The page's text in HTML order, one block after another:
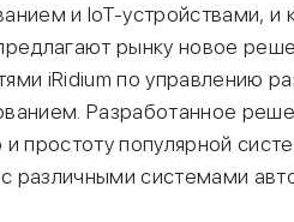
и IoT-устройствами, и
рынку новое
iRidium по управлению
Разработанное
и простоту популярной
различными системами